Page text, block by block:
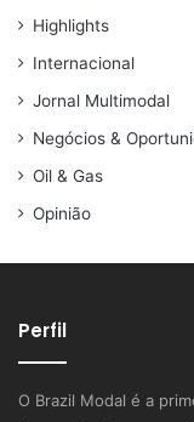
Highlights
Internacional
Jornal Multimodal
Negócios &
Oil & Gas
Opinião
Perfil
O Brazil Modal é a